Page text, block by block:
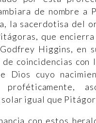
de nombre a
la sacerdotisa del
que
Higgins, en
coincidencias con
Dios cuyo
proféticamente,
igual que
con estos